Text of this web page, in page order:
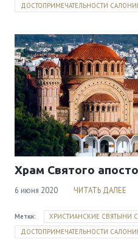
ДОСТОПРИМЕЧАТЕЛЬНОСТИ
Храм Святого
6 июня 2020 ЧИТАТЬ ДАЛЕЕ
Метки:
ХРИСТИАНСКИЕ СВЯТЫНИ
ДОСТОПРИМЕЧАТЕЛЬНОСТИ